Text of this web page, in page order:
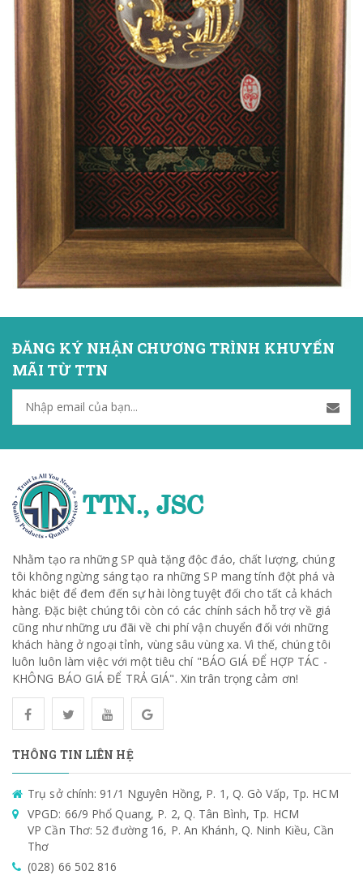
ĐĂNG KÝ NHẬN CHƯƠNG TRÌNH KHUYẾN
MÃI TỪ TTN
Nhằm tạo ra những SP quà tặng độc đáo, chất lượng, chúng
tôi không ngừng sáng tạo ra những SP mang tính đột phá và
khác biệt để đem đến sự hài lòng tuyệt đối cho tất cả khách
hàng. Đặc biệt chúng tôi còn có các chính sách hỗ trợ về giá
cũng như những ưu đãi về chi phí vận chuyển đối với những
khách hàng ở ngoại tỉnh, vùng sâu vùng xa. Vì thế, chúng tôi
luôn luôn làm việc với một tiêu chí "BÁO GIÁ ĐỂ HỢP TÁC -
KHÔNG BÁO GIÁ ĐỂ TRẢ GIÁ". Xin trân trọng cảm ơn!
THÔNG TIN LIÊN HỆ
Trụ sở chính: 91/1 Nguyên Hồng, P. 1, Q. Gò Vấp, Tp. HCM
VPGD: 66/9 Phổ Quang, P. 2, Q. Tân Bình, Tp. HCM
VP Cần Thơ: 52 đường 16, P. An Khánh, Q. Ninh Kiều, Cần
Thơ
(028) 66 502 816